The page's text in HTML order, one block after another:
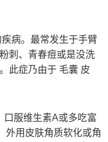
病。最常发生于手臂
刺、青春痘或是没洗
此症乃由于 毛囊 皮
口服维生素A或多吃富
外用皮肤角质软化或角